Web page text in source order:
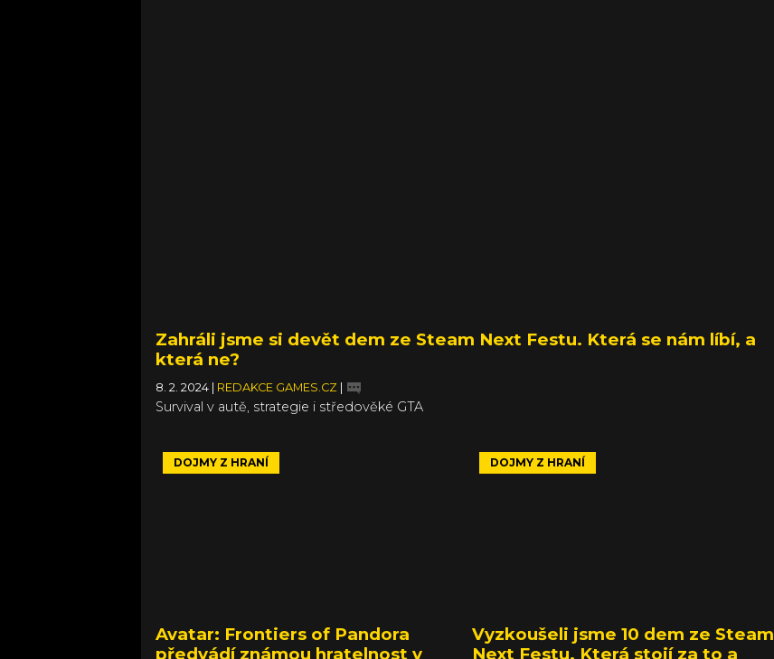
Zahráli jsme si devět dem ze Steam Next Festu. Která se nám líbí, a
která ne?
8. 2. 2024 | REDAKCE GAMES.CZ |
Survival v autě, strategie i středověké GTA
DOJMY Z HRANÍ
Avatar: Frontiers of Pandora
předvádí známou hratelnost v
DOJMY Z HRANÍ
Vyzkoušeli jsme 10 dem ze Steam
Next Festu. Která stojí za to a